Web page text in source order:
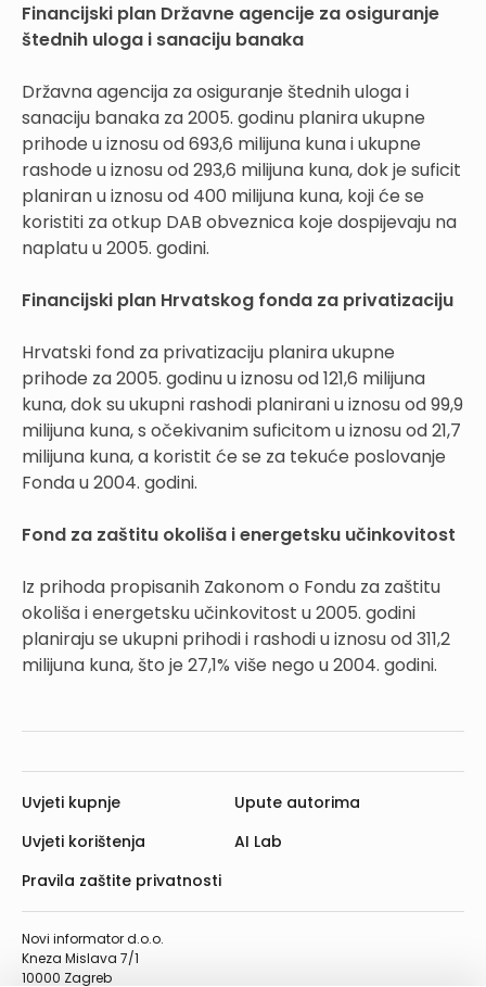
Financijski plan Državne agencije za osiguranje
štednih uloga i sanaciju banaka
Državna agencija za osiguranje štednih uloga i
sanaciju banaka za 2005. godinu planira ukupne
prihode u iznosu od 693,6 milijuna kuna i ukupne
rashode u iznosu od 293,6 milijuna kuna, dok je suficit
planiran u iznosu od 400 milijuna kuna, koji će se
koristiti za otkup DAB obveznica koje dospijevaju na
naplatu u 2005. godini.
Financijski plan Hrvatskog fonda za privatizaciju
Hrvatski fond za privatizaciju planira ukupne
prihode za 2005. godinu u iznosu od 121,6 milijuna
kuna, dok su ukupni rashodi planirani u iznosu od 99,9
milijuna kuna, s očekivanim suficitom u iznosu od 21,7
milijuna kuna, a koristit će se za tekuće poslovanje
Fonda u 2004. godini.
Fond za zaštitu okoliša i energetsku učinkovitost
Iz prihoda propisanih Zakonom o Fondu za zaštitu
okoliša i energetsku učinkovitost u 2005. godini
planiraju se ukupni prihodi i rashodi u iznosu od 311,2
milijuna kuna, što je 27,1% više nego u 2004. godini.
Novi informator d.o.o.
Kneza Mislava 7/1
10000 Zagreb
Uvjeti kupnje
Uvjeti korištenja
Pravila zaštite privatnosti
Upute autorima
AI Lab